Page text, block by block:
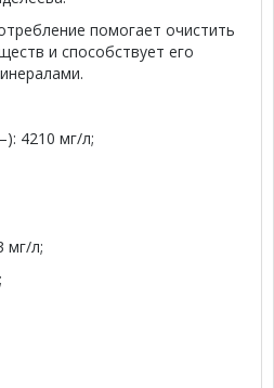
помогает очистить
и способствует его
(HCO3—): 4210 мг/л;
мг/л;